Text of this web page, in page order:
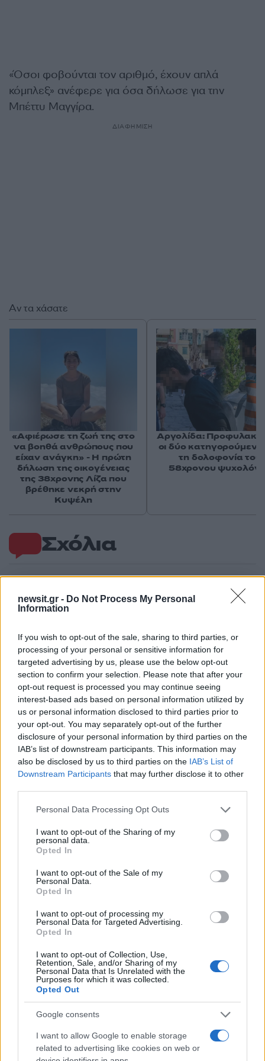
newsit.gr - Do Not Process My Personal
Information
If you wish to opt-out of the sale, sharing to third parties, or
processing of your personal or sensitive information for
targeted advertising by us, please use the below opt-out
section to confirm your selection. Please note that after your
opt-out request is processed you may continue seeing
interest-based ads based on personal information utilized by
us or personal information disclosed to third parties prior to
your opt-out. You may separately opt-out of the further
disclosure of your personal information by third parties on the
IAB’s list of downstream participants. This information may
also be disclosed by us to third parties on the IAB’s List of
Downstream Participants that may further disclose it to other
Please note that this website/app uses one or more Google
not limited to your visit or usage behaviour. You may click to
grant or deny consent to Google and its third-party tags to
use your data for below specified purposes in below Google
consent section.
Personal Data Processing Opt Outs
I want to opt-out of the Sharing of my
personal data.
Opted In
I want to opt-out of the Sale of my
Personal Data.
Opted In
I want to opt-out of processing my
Personal Data for Targeted Advertising.
Opted In
I want to opt-out of Collection, Use,
Retention, Sale, and/or Sharing of my
Personal Data that Is Unrelated with the
Purposes for which it was collected.
Opted Out
Google consents
I want to allow Google to enable storage
related to advertising like cookies on web or
«Όσοι φοβούνται τον αριθμό, έχουν απλά
κόμπλεξ» ανέφερε για όσα δήλωσε για την
Μπέττυ Μαγγίρα.
ΔΙΑΦΗΜΙΣΗ
Σχόλια
Σχολίασε εδώ
50 /50
2000 /2000
Υποβολή σχολίου
Όροι Χρήσης. Το site προστατεύεται από reCAPTCHA, ισχύουν
Πολιτική Απορρήτου&Όροι Χρήσηςτης Google.
Media
ΔΗΜΗΤΡΗΣ ΠΑΠΑΝΩΤΑΣ
ΝΟΝΗ ΔΟΥΝΙΑ
Share:
ενημερωθείτε πρώτοι για όλη την ειδησεογραφία και τα
τελευταία νέατης ημέρας
Αν τα χάσατε
«Αφιέρωσε τη ζωή της στο
να βοηθά ανθρώπους που
είχαν ανάγκη» - Η πρώτη
δήλωση της οικογένειας
της 38χρονης Λίζα που
βρέθηκε νεκρή στην
Κυψέλη
Αργολίδα:
οι δύο
τη δολοφονία του
58χρονου
Πιο δημοφιλή
Έφυγαν οι συνεργάτες, μένει η Μαρία
Καρυστιανού - Η επόμενη μέρα για την
«Ελπίδα για τη Δημοκρατία»
ξαναδώ;» – Τα πρώτα λόγια του 22χρονου
που έπεσε σε κανάλι με καυτό νερό